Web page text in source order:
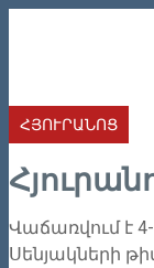
ՀՅՈՒՐԱՆՈՑ
Վաճառվում է
Սենյակների